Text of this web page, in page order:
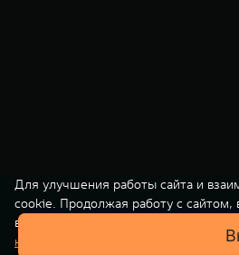
Для улучшения работы сайта и
cookie. Продолжая работу с
вашей персональной информации
конфиденциальности
. Вы всегда